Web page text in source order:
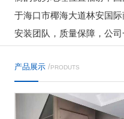
于海口市椰海大道林安国
安装团队，质量保障，公司
产品展示 /PRODUTS